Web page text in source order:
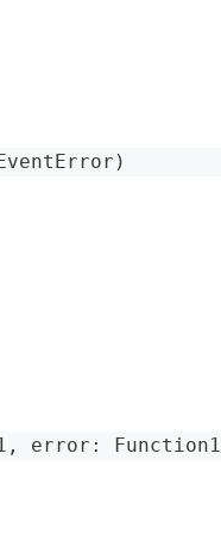
)
, error : Function1